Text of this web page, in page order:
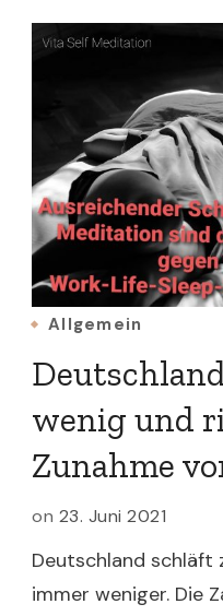
Allgemein
wenig und
Zunahme
on 23. Juni 2021
Deutschland schläft
immer weniger. Die